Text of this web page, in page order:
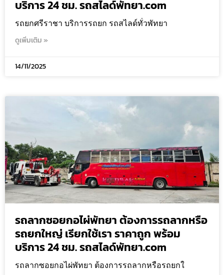
บริการ 24 ชม. รถสไลด์พัทยา.com
รถยกศรีราชา บริการรถยก รถสไลด์ทั่วพัทยา
ดูเพิ่มเติม »
14/11/2025
รถลากซอยกอไผ่พัทยา ต้องการรถลากหรือ
รถยกใหญ่ เรียกใช้เรา ราคาถูก พร้อม
บริการ 24 ชม. รถสไลด์พัทยา.com
รถลากซอยกอไผ่พัทยา ต้องการรถลากหรือรถยกใ